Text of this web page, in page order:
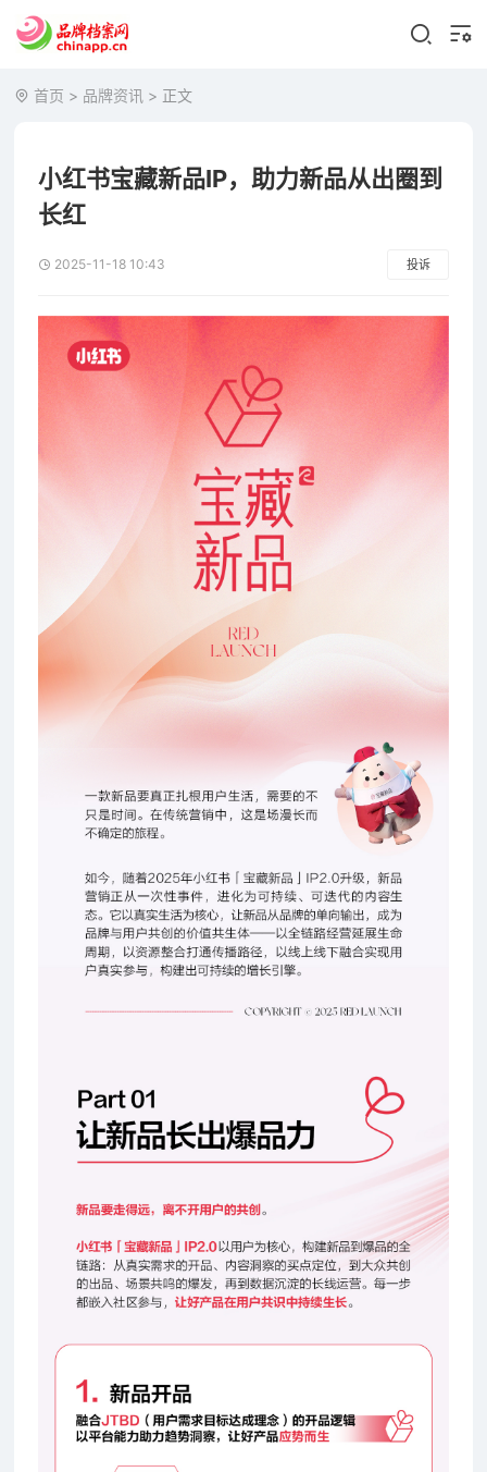
首页 > 品牌资讯 > 正文
小红书宝藏新品IP，助力新品从出圈到
长红
2025-11-18 10:43 投诉